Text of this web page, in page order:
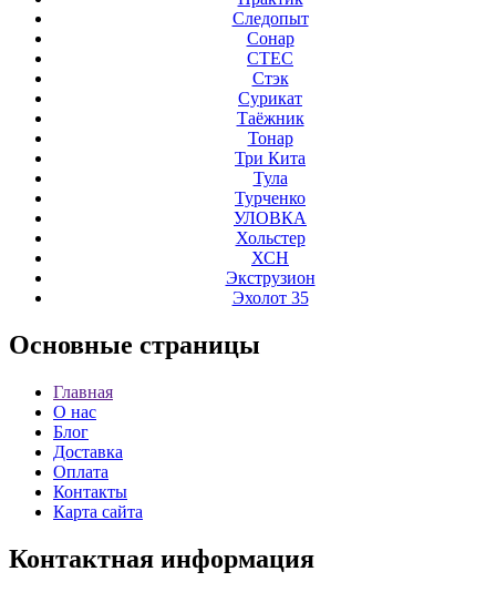
Следопыт
Сонар
СТЕС
Стэк
Сурикат
Таёжник
Тонар
Три Кита
Тула
Турченко
УЛОВКА
Хольстер
ХСН
Экструзион
Эхолот 35
Основные страницы
Главная
О нас
Блог
Доставка
Оплата
Контакты
Карта сайта
Контактная информация